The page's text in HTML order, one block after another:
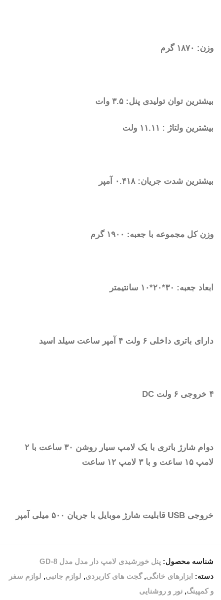
وزن: ۱۸۷۰ گرم
بیشترین توان تولیدی پنل: ۳.۵ وات
بیشترین ولتاژ : ۱۱.۱۱ ولت
بیشترین شدت جریان: ۰.۴۱۸ آمپر
وزن کل مجموعه با جعبه: ۱۹۰۰ گرم
ابعاد جعبه: ۳۰*۲۰*۱۰ سانتیمتر
دارای باتری داخلی ۶ ولت ۴ آمپر ساعت سیلد اسید
۴ خروجی ۶ ولت DC
دوام شارژ باتری با یک لامپ سیار روشن ۳۰ ساعت با ۲
لامپ ۱۵ ساعت و با ۳ لامپ ۱۲ ساعت
خروجی USB قابلیت شارژ موبایل با جریان ۵۰۰ میلی آمپر
شناسه محصول: پنل خورشیدی لامپ دار مدل مدل GD-8
دسته: ابزارهای خانگی,گجت های کاربردی, لوازم جانبی, لوازم سفر
و کمپینگ, نور و روشنایی